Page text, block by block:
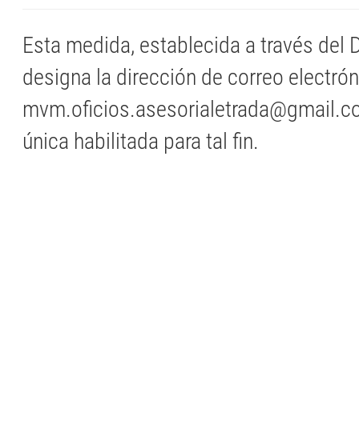
Esta medida, establecida a través del
designa la dirección de correo
única habilitada para tal fin.